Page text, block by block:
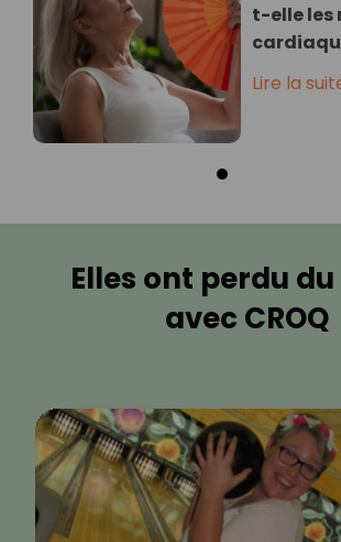
t-elle les
Lire la
Elles ont perdu
avec CROQ